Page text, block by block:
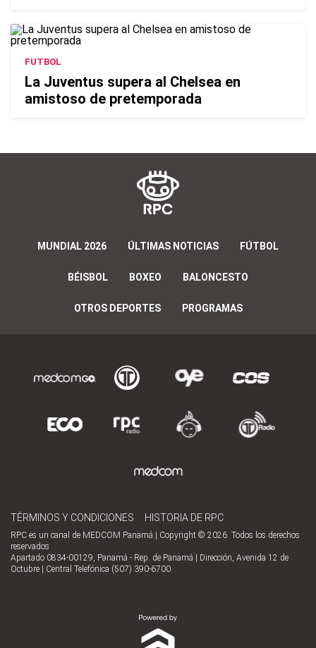
FUTBOL
La Juventus supera al Chelsea en
amistoso de pretemporada
MUNDIAL 2026 ÚLTIMAS NOTICIAS FÚTBOL
BÉISBOL BOXEO BALONCESTO
OTROS DEPORTES PROGRAMAS
TÉRMINOS Y CONDICIONES HISTORIA DE RPC
RPC es un canal de MEDCOM Panamá | Copyright © 2026. Todos los derechos
reservados
Apartado 0834-00129, Panamá - Rep. de Panamá | Dirección, Avenida 12 de
Octubre | Central Telefónica (507) 390-6700